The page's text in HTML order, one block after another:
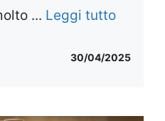
... Leggi tutto
30/04/2025